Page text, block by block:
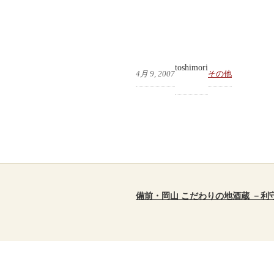
4月 9, 2007
toshimori
その他
備前・岡山 こだわりの地酒蔵 －利